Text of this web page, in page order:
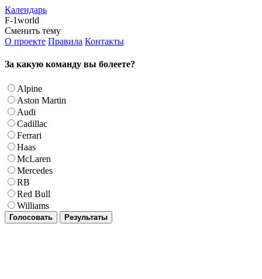
Календарь
F-1world
Сменить тему
О проекте Правила Контакты
За какую команду вы болеете?
Alpine
Aston Martin
Audi
Cadillac
Ferrari
Haas
McLaren
Mercedes
RB
Red Bull
Williams
Голосовать Результаты